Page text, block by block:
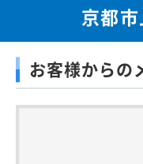
京都
お客様からの